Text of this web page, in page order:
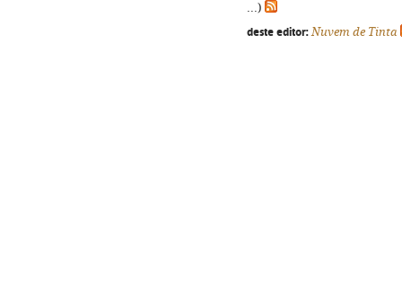
...)
deste editor: Nuvem de Tinta